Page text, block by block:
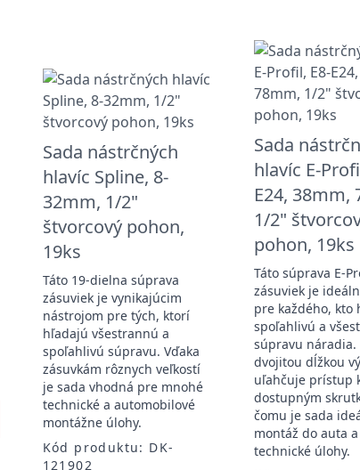
Sada nástrčných
hlavíc Spline, 8-
32mm, 1/2"
štvorcový pohon,
19ks
Táto 19-dielna súprava
zásuviek je vynikajúcim
nástrojom pre tých, ktorí
hľadajú všestrannú a
spoľahlivú súpravu. Vďaka
zásuvkám rôznych veľkostí
je sada vhodná pre mnohé
technické a automobilové
montážne úlohy.
Kód produktu: DK-
121902
Sada
hlavíc E-
E24, 38mm,
1/2"
pohon, 19ks
Táto súprava E-
zásuviek je
pre každého, kto
spoľahlivú a
súpravu náradia.
dvojitou dĺžkou
uľahčuje prístup
dostupným
čomu je sada
montáž do auta
technické úlohy.